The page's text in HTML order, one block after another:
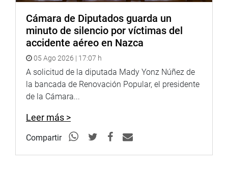
Cámara de Diputados guarda un
minuto de silencio por víctimas del
accidente aéreo en Nazca
05 Ago 2026 | 17:07 h
A solicitud de la diputada Mady Yonz Núñez de
la bancada de Renovación Popular, el presidente
de la Cámara...
Leer más >
Compartir